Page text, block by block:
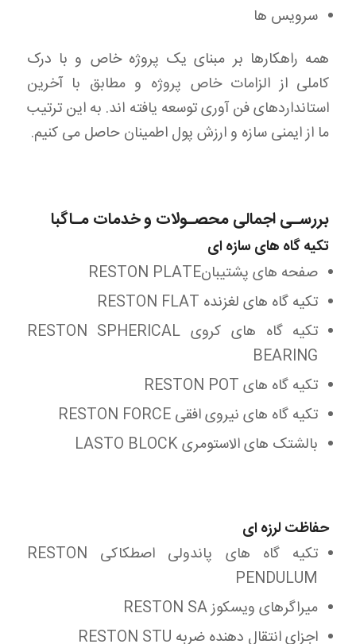
سرویس ها
همه راهکارها بر مبنای یک پروژه خاص و با درک
کاملی از الزامات خاص پروژه و مطابق با آخرین
استانداردهای فن آوری توسعه یافته اند. به این ترتیب
ما از ایمنی سازه و ارزش پول اطمینان حاصل می کنیم.
بررسـی اجمالی محصـولات و خدمات مـاگبا
تکیه گاه های سازه ای
صفحه های پشتیبانRESTON PLATE
تکیه گاه های لغزنده RESTON FLAT
تکیه گاه های کروی RESTON SPHERICAL
BEARING
تکیه گاه های RESTON POT
تکیه گاه های نیروی افقی RESTON FORCE
بالشتک های الاستومری LASTO BLOCK
حفاظت لرزه ای
تکیه گاه های پاندولی اصطکاکی RESTON
PENDULUM
میراگرهای ویسکوز RESTON SA
اجزای انتقال دهنده ضربه RESTON STU